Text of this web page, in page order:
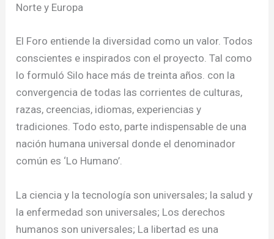
Norte y Europa
El Foro entiende la diversidad como un valor. Todos
conscientes e inspirados con el proyecto. Tal como
lo formuló Silo hace más de treinta años. con la
convergencia de todas las corrientes de culturas,
razas, creencias, idiomas, experiencias y
tradiciones. Todo esto, parte indispensable de una
nación humana universal donde el denominador
común es ‘Lo Humano’.
La ciencia y la tecnología son universales; la salud y
la enfermedad son universales; Los derechos
humanos son universales; La libertad es una